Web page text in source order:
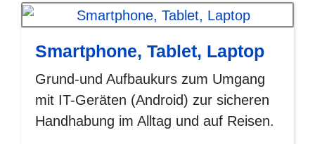
Smartphone, Tablet, Laptop
Grund-und Aufbaukurs zum Umgang
mit IT-Geräten (Android) zur sicheren
Handhabung im Alltag und auf Reisen.